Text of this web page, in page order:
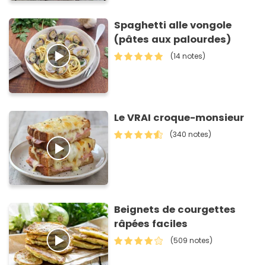
Spaghetti alle vongole
(pâtes aux palourdes)
(14 notes)
Le VRAI croque-monsieur
(340 notes)
Beignets de courgettes
râpées faciles
(509 notes)